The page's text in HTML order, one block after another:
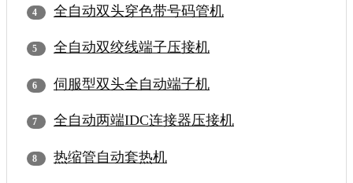
全自动双头穿色带号码管机
全自动双绞线端子压接机
伺服型双头全自动端子机
全自动两端IDC连接器压接机
热缩管自动套热机